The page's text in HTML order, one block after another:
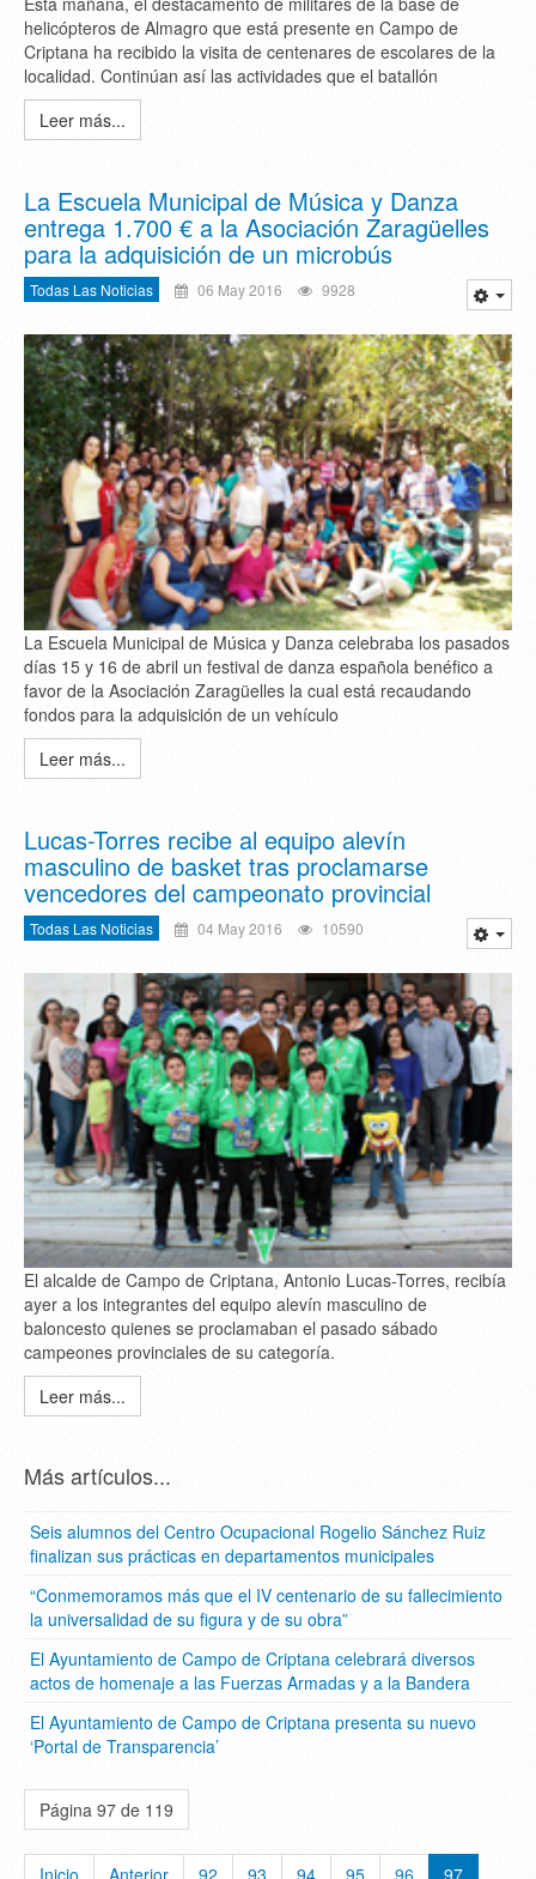
helicópteros de Almagro que está presente en Campo de
Criptana ha recibido la visita de centenares de escolares de la
localidad. Continúan así las actividades que el batallón
Leer más...
La Escuela Municipal de Música y Danza
entrega 1.700 € a la Asociación Zaragüelles
para la adquisición de un microbús
Todas Las Noticias 06 May 2016 9928
La Escuela Municipal de Música y Danza celebraba los pasados
días 15 y 16 de abril un festival de danza española benéfico a
favor de la Asociación Zaragüelles la cual está recaudando
fondos para la adquisición de un vehículo
Leer más...
Lucas-Torres recibe al equipo alevín
masculino de basket tras proclamarse
vencedores del campeonato provincial
Todas Las Noticias 04 May 2016 10590
El alcalde de Campo de Criptana, Antonio Lucas-Torres, recibía
ayer a los integrantes del equipo alevín masculino de
baloncesto quienes se proclamaban el pasado sábado
campeones provinciales de su categoría.
Leer más...
Más artículos...
Seis alumnos del Centro Ocupacional Rogelio Sánchez Ruiz
finalizan sus prácticas en departamentos municipales
“Conmemoramos más que el IV centenario de su fallecimiento
la universalidad de su figura y de su obra”
El Ayuntamiento de Campo de Criptana celebrará diversos
actos de homenaje a las Fuerzas Armadas y a la Bandera
El Ayuntamiento de Campo de Criptana presenta su nuevo
‘Portal de Transparencia’
Página 97 de 119